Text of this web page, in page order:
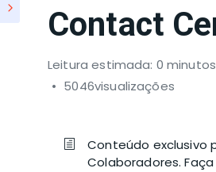
Contact
Leitura estimada: 0 minutos
5046visualizações
Conteúdo exclusivo
Colaboradores. Faça